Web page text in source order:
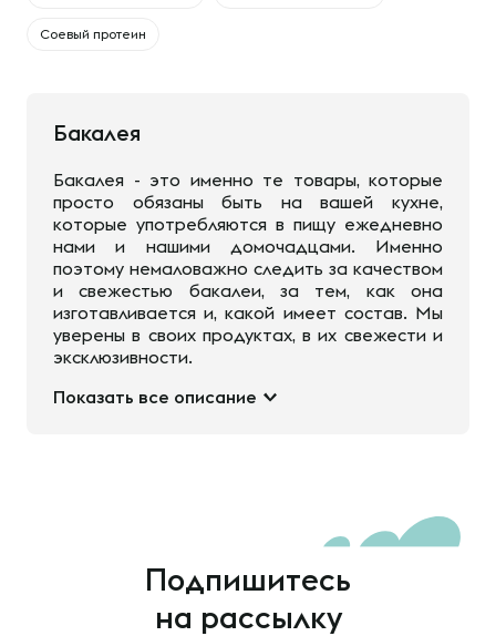
Соевый протеин
Бакалея
Бакалея - это именно те товары, которые
просто обязаны быть на вашей кухне,
которые употребляются в пищу ежедневно
нами и нашими домочадцами. Именно
поэтому немаловажно следить за качеством
и свежестью бакалеи, за тем, как она
изготавливается и, какой имеет состав. Мы
уверены в своих продуктах, в их свежести и
эксклюзивности.
Показать все описание
Подпишитесь
на рассылку